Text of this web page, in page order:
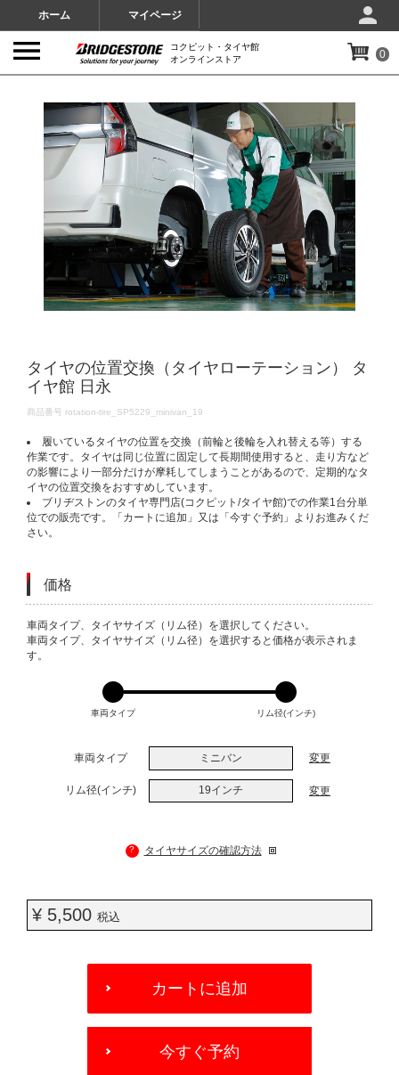
ホーム マイページ
コクピット・タイヤ館
オンラインストア
0
タイヤの位置交換（タイヤローテーション） タ
イヤ館 日永
DETAILS
商品番号 rotation-tire_SP5229_minivan_19
履いているタイヤの位置を交換（前輪と後輪を入れ替える等）する
作業です。タイヤは同じ位置に固定して長期間使用すると、走り方など
の影響により一部分だけが摩耗してしまうことがあるので、定期的なタ
イヤの位置交換をおすすめしています。
ブリヂストンのタイヤ専門店(コクピット/タイヤ館)での作業1台分単
位での販売です。「カートに追加」又は「今すぐ予約」よりお進みくだ
さい。
価格
VARIATIONS
車両タイプ、タイヤサイズ（リム径）を選択してください。
車両タイプ、タイヤサイズ（リム径）を選択すると価格が表示されま
す。
車両タイプ リム径(インチ)
車両タイプ ミニバン 変更
リム径(インチ) 19インチ 変更
? タイヤサイズの確認方法
¥ 5,500 税込
OPTIONS
カートに追加
今すぐ予約